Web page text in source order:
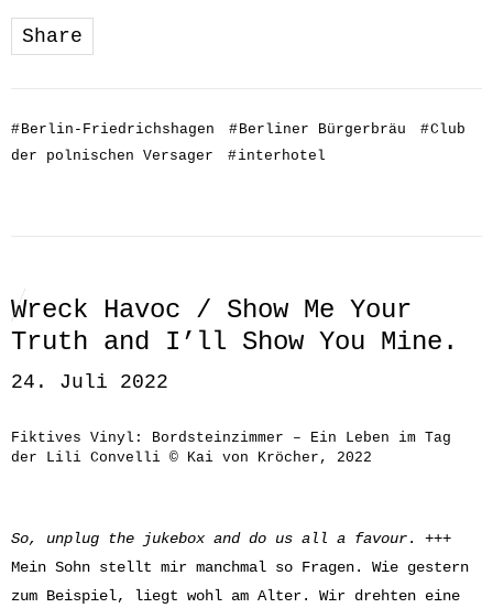
Share
#Berlin-Friedrichshagen #Berliner Bürgerbräu #Club
der polnischen Versager
#interhotel
Wreck Havoc / Show Me Your
Truth and I’ll Show You Mine.
24. Juli 2022
Fiktives Vinyl: Bordsteinzimmer – Ein Leben im Tag
der Lili Convelli © Kai von Kröcher, 2022
So, unplug the jukebox and do us all a favour. +++
Mein Sohn stellt mir manchmal so Fragen. Wie gestern
zum Beispiel, liegt wohl am Alter. Wir drehten eine